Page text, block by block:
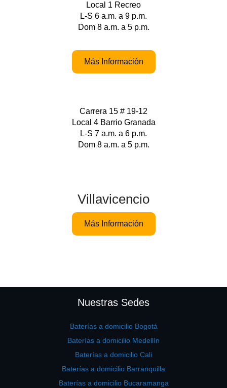
Local 1 Recreo
L-S 6 a.m. a 9 p.m.
Dom 8 a.m. a 5 p.m.
Más Información
Carrera 15 # 19-12
Local 4 Barrio Granada
L-S 7 a.m. a 6 p.m.
Dom 8 a.m. a 5 p.m.
Villavicencio
Más Información
Nuestras Sedes
Baterías a domicilio Bogotá
Baterías a domicilio Medellín
Baterías a domicilio Cali
Baterías a domicilio Barranquilla
Baterías a domicilio Bucaramanga